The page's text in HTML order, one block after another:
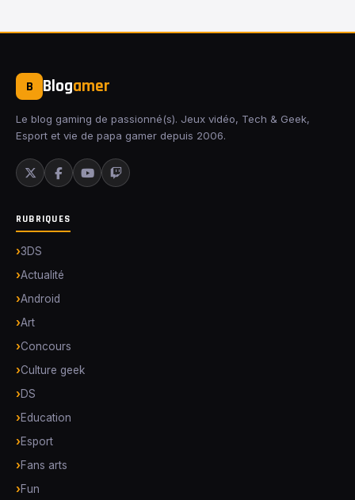
B Blogamer
Le blog gaming de passionné(s). Jeux vidéo, Tech & Geek,
Esport et vie de papa gamer depuis 2006.
RUBRIQUES
3DS
Actualité
Android
Art
Concours
Culture geek
DS
Education
Esport
Fans arts
Fun